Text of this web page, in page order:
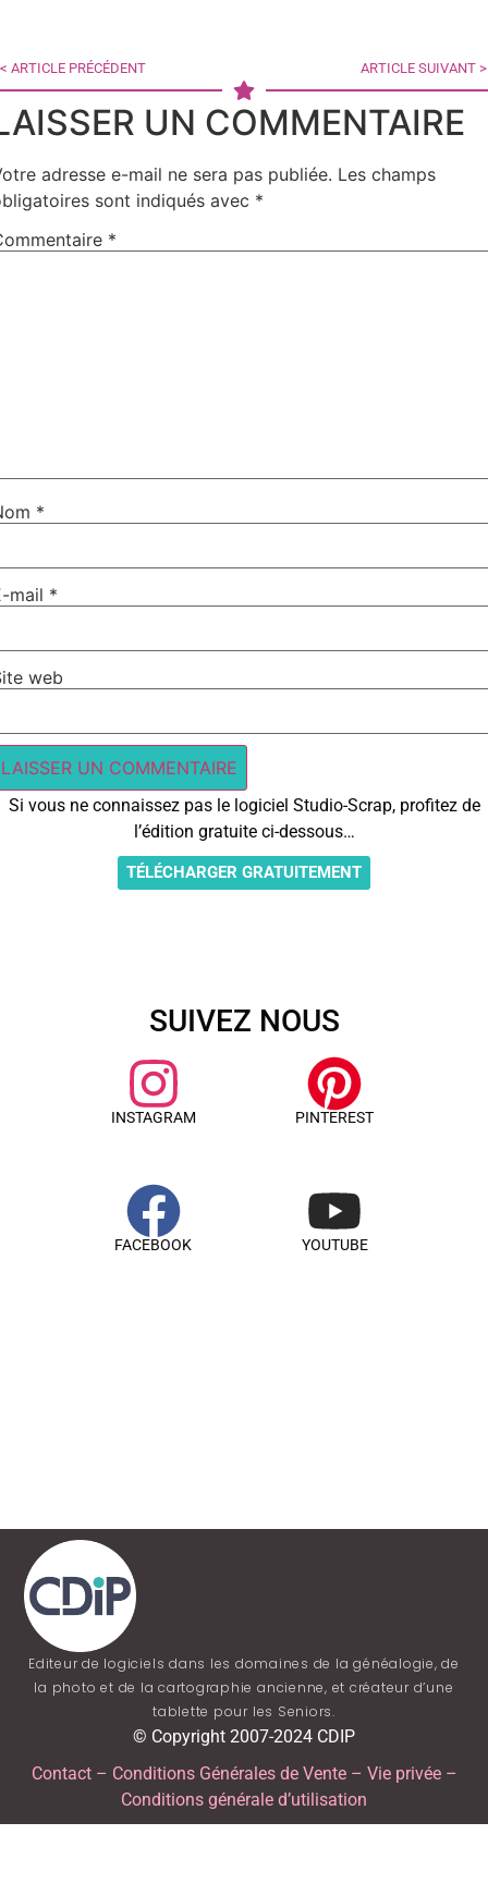
< ARTICLE PRÉCÉDENT ARTICLE SUIVANT >
UN COMMENTAIRE
adresse e-mail ne sera pas publiée. Les champs
sont indiqués avec *
*
*
mail *
web
Si vous ne connaissez pas le logiciel Studio-Scrap, profitez de
l’édition gratuite ci-dessous…
TÉLÉCHARGER GRATUITEMENT
SUIVEZ NOUS
INSTAGRAM
FACEBOOK
PINTEREST
YOUTUBE
Editeur de logiciels dans les domaines de la généalogie, de
la photo et de la cartographie ancienne, et créateur d’une
tablette pour les Seniors.
© Copyright 2007-2024 CDIP
Contact– Conditions Générales de Vente– Vie privée–
Conditions générale d’utilisation